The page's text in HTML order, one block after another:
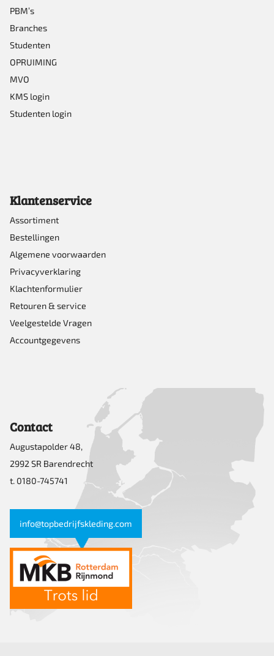
PBM’s
Branches
Studenten
OPRUIMING
MVO
KMS login
Studenten login
Klantenservice
Assortiment
Bestellingen
Algemene voorwaarden
Privacyverklaring
Klachtenformulier
Retouren & service
Veelgestelde Vragen
Accountgegevens
Contact
Augustapolder 48,
2992 SR Barendrecht
t. 0180-745741
info@topbedrijfskleding.com